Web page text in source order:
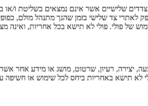
שלישיים אשר אינם נמצאים בשליטת ו/
צד שלישי בזמן שהנך מתנהל מולם,
של פולי. פולי לא תישא בכל אחריות,
יצירה, רעיון, שרטוט, מושג או מידע אחר
לא תישא באחריות ביחס לכל שימוש או חשיפה